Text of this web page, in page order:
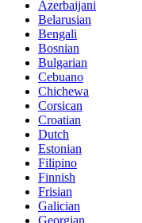
Azerbaijani
Belarusian
Bengali
Bosnian
Bulgarian
Cebuano
Chichewa
Corsican
Croatian
Dutch
Estonian
Filipino
Finnish
Frisian
Galician